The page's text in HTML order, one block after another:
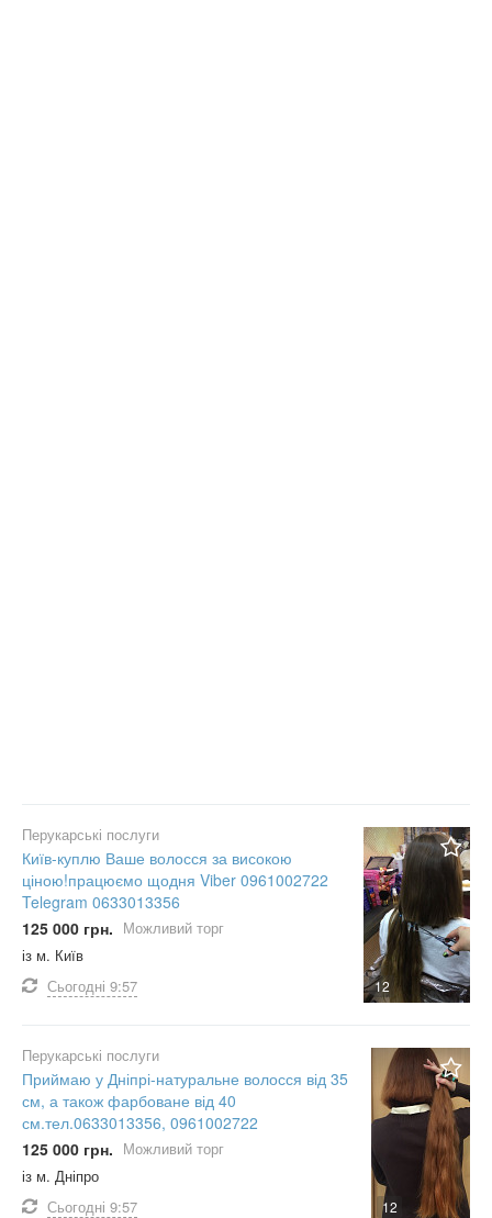
12
Перукарські послуги
Київ-куплю Ваше волосся за високою
ціною!працюємо щодня Viber 0961002722
Telegram 0633013356
125 000 грн. Можливий торг
із м. Київ
Сьогодні 9:57
12
Перукарські послуги
Приймаю у Дніпрі-натуральне волосся від 35
см, а також фарбоване від 40
см.тел.0633013356, 0961002722
125 000 грн. Можливий торг
із м. Дніпро
Сьогодні 9:57